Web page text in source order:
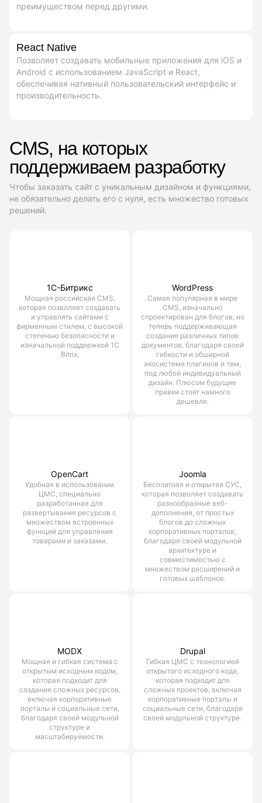
преимуществом перед другими.
React Native
Позволяет создавать мобильные приложения для iOS и
Android с использованием JavaScript и React,
обеспечивая нативный пользовательский интерфейс и
производительность.
CMS, на которых
поддерживаем разработку
Чтобы заказать сайт с уникальным дизайном и функциями,
не обязательно делать его с нуля, есть множество готовых
решений.
1С-Битрикс
Мощная российская CMS,
которая позволяет создавать
и управлять сайтами с
фирменным стилем, с высокой
степенью безопасности и
изначальной поддержкой 1С
Bitrix.
WordPress
Самая популярная в мире
CMS, изначально
спроектирован для блогов, но
теперь поддерживающая
создание различных типов
документов, благодаря своей
гибкости и обширной
экосистеме плагинов и тем,
под любой индивидуальный
дизайн. Плюсом будущие
правки стоят намного
дешевле.
OpenCart
Удобная в использовании
ЦМС, специально
разработанная для
развертывания ресурсов с
множеством встроенных
функций для управления
товарами и заказами.
Joomla
Бесплатная и открытая СУС,
которая позволяет создавать
разнообразные веб-
дополнения, от простых
блогов до сложных
корпоративных порталов,
благодаря своей модульной
архитектуре и
совместимостью с
множеством расширений и
готовых шаблонов.
MODX
Мощная и гибкая система с
открытым исходным кодом,
которая подходит для
создания сложных ресурсов,
включая корпоративные
порталы и социальные сети,
благодаря своей модульной
структуре и
масштабируемости.
Drupal
Гибкая ЦМС с технологией
открытого исходного кода,
которая подходит для
сложных проектов, включая
корпоративные порталы и
социальные сети, благодаря
своей модульной структуре.